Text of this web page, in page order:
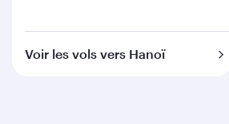
Voir les vols vers Hanoï